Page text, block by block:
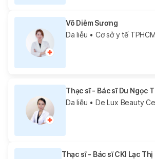
Võ Diễm Sương
Da liễu • Cơ sở y tế TPHCM
Thạc sĩ - Bác sĩ Du Ngọc
Da liễu • De Lux Beauty
Thạc sĩ - Bác sĩ CKI Lạc Thị